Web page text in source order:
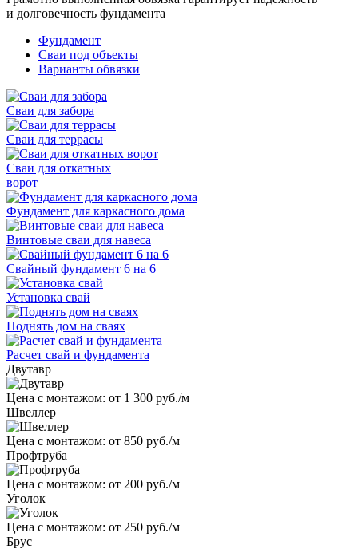
и долговечность фундамента
Фундамент
Сваи под объекты
Варианты обвязки
Сваи для забора
Сваи для террасы
Сваи для откатных
ворот
Фундамент для каркасного дома
Винтовые сваи для навеса
Свайный фундамент 6 на 6
Установка свай
Поднять дом на сваях
Расчет свай и фундамента
Двутавр
Цена с монтажом: от 1 300 руб./м
Швеллер
Цена с монтажом: от 850 руб./м
Профтруба
Цена с монтажом: от 200 руб./м
Уголок
Цена с монтажом: от 250 руб./м
Брус